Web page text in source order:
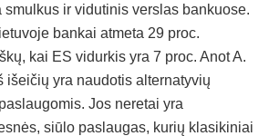
smulkus ir vidutinis verslas bankuose.
bankai atmeta 29 proc.
kai ES vidurkis yra 7 proc. Anot A.
išeičių yra naudotis alternatyvių
Jos neretai yra
siūlo paslaugas, kurių klasikiniai